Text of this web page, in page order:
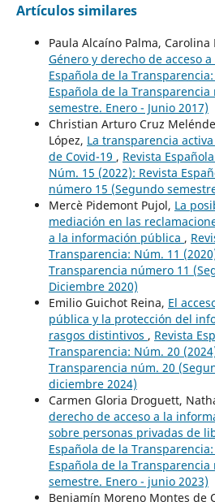
Artículos similares
Paula Alcaíno Palma,
Género y derecho de acceso
Española de la
Española de la
semestre. Enero - Junio 2017)
Christian Arturo Cruz
López, La transparencia
de Covid-19 , Revista
Núm. 15 (2022): Revista
número 15 (Segundo
Mercè Pidemont Pujol, La
mediación en las
a la información pública ,
Transparencia: Núm. 11
Transparencia número 11
Diciembre 2020)
Emilio Guichot Reina, El
pública y la protección del
rasgos distintivos , Revista
Transparencia: Núm. 20
Transparencia núm. 20
diciembre 2024)
Carmen Gloria Droguett,
derecho de acceso a la
sobre personas privadas de
Española de la
Española de la
semestre. Enero - junio 2023)
Benjamín Moreno Montes de